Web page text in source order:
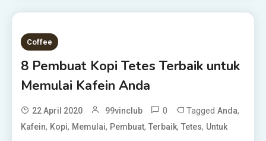
Coffee
8 Pembuat Kopi Tetes Terbaik untuk
Memulai Kafein Anda
22 April 2020 99vinclub 0 TaggedAnda,
Kafein, Kopi, Memulai, Pembuat,Terbaik,Tetes, Untuk